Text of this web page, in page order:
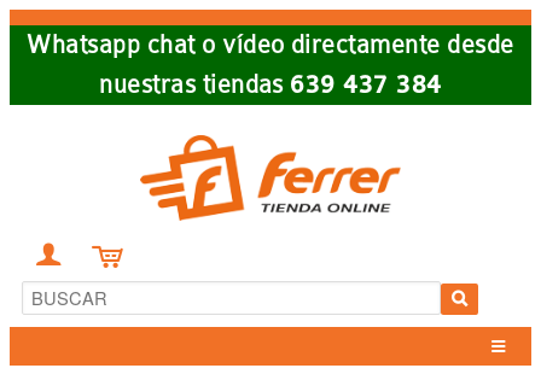
Skip
Whatsapp chat o vídeo directamente desde
nuestras tiendas 639 437 384
 